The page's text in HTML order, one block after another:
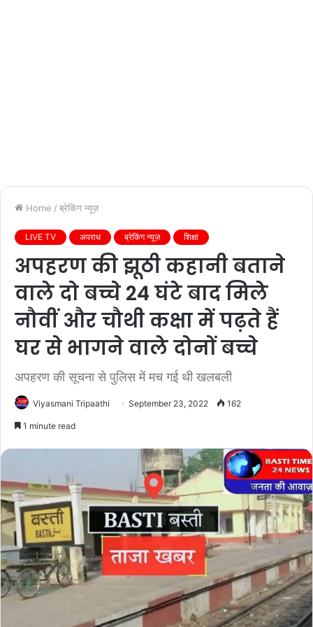
Home / ब्रेकिंग न्यूज़
LIVE TV अपराध ब्रेकिंग न्यूज़ शिक्षा
अपहरण की झूठी कहानी बताने
वाले दो बच्चे 24 घंटे बाद मिले
नौवीं और चौथी कक्षा में पढ़ते हैं
घर से भागने वाले दोनों बच्चे
अपहरण की सूचना से पुलिस में मच गई थी खलबली
Viyasmani Tripaathi September 23, 2022 162
1 minute read